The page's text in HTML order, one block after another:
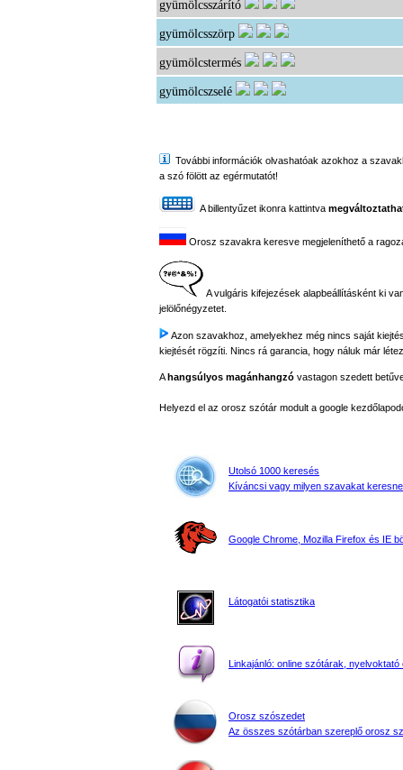
gyümölcsszárító
gyümölcsszörp
gyümölcstermés
gyümölcszselé
További információk olvashatóak azokhoz a
a szó fölött az egérmutatót!
A billentyűzet ikonra kattintva
Orosz szavakra keresve megjeleníthető a
A vulgáris kifejezések alapbeállításként ki
jelölőnégyzetet.
Azon szavakhoz, amelyekhez még nincs saját
kiejtését rögzíti. Nincs rá garancia, hogy náluk már
Ahangsúlyos magánhangzó vastagon szedett
Helyezd el az orosz szótár modult a google
Utolsó 1000 keresés
Kíváncsi vagy milyen szavakat
Google Chrome, Mozilla Firefox és IE
Látogatói statisztika
Linkajánló: online szótárak, nyelvoktató
Orosz szószedet
Az összes szótárban szereplő orosz